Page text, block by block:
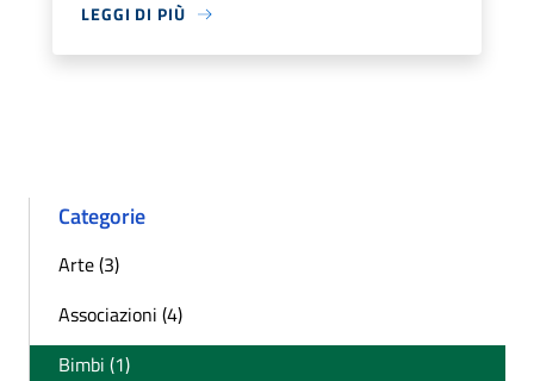
LEGGI DI PIÙ
Categorie
Arte (3)
Associazioni (4)
Bimbi (1)